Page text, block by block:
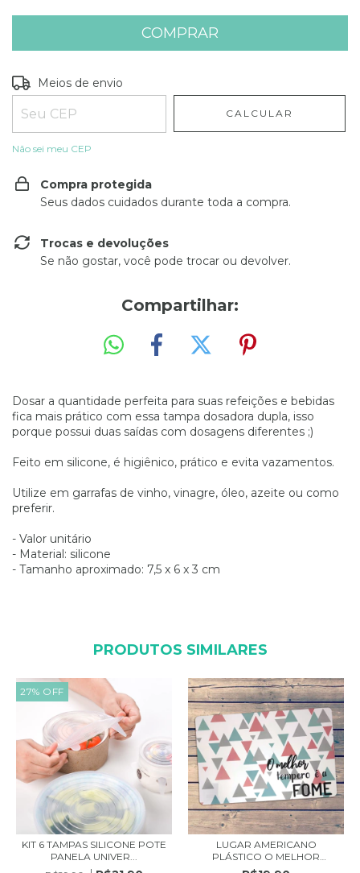
Entregas para o CEP:
Meios de envio
CALCULAR
Não sei meu CEP
Compra protegida
Seus dados cuidados durante toda a compra.
Trocas e devoluções
Se não gostar, você pode trocar ou devolver.
Compartilhar:
Dosar a quantidade perfeita para suas refeições e bebidas
fica mais prático com essa tampa dosadora dupla, isso
porque possui duas saídas com dosagens diferentes ;)
Feito em silicone, é higiênico, prático e evita vazamentos.
Utilize em garrafas de vinho, vinagre, óleo, azeite ou como
preferir.
- Valor unitário
- Material: silicone
- Tamanho aproximado: 7,5 x 6 x 3 cm
PRODUTOS SIMILARES
27% OFF
KIT 6 TAMPAS SILICONE POTE
PANELA UNIVER...
LUGAR AMERICANO
PLÁSTICO O MELHOR
TEMPER...